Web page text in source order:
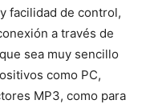
facilidad de control,
a través de
sea muy sencillo
como PC,
MP3, como para